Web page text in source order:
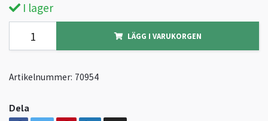
I lager
LÄGG I VARUKORGEN
Artikelnummer: 70954
Dela